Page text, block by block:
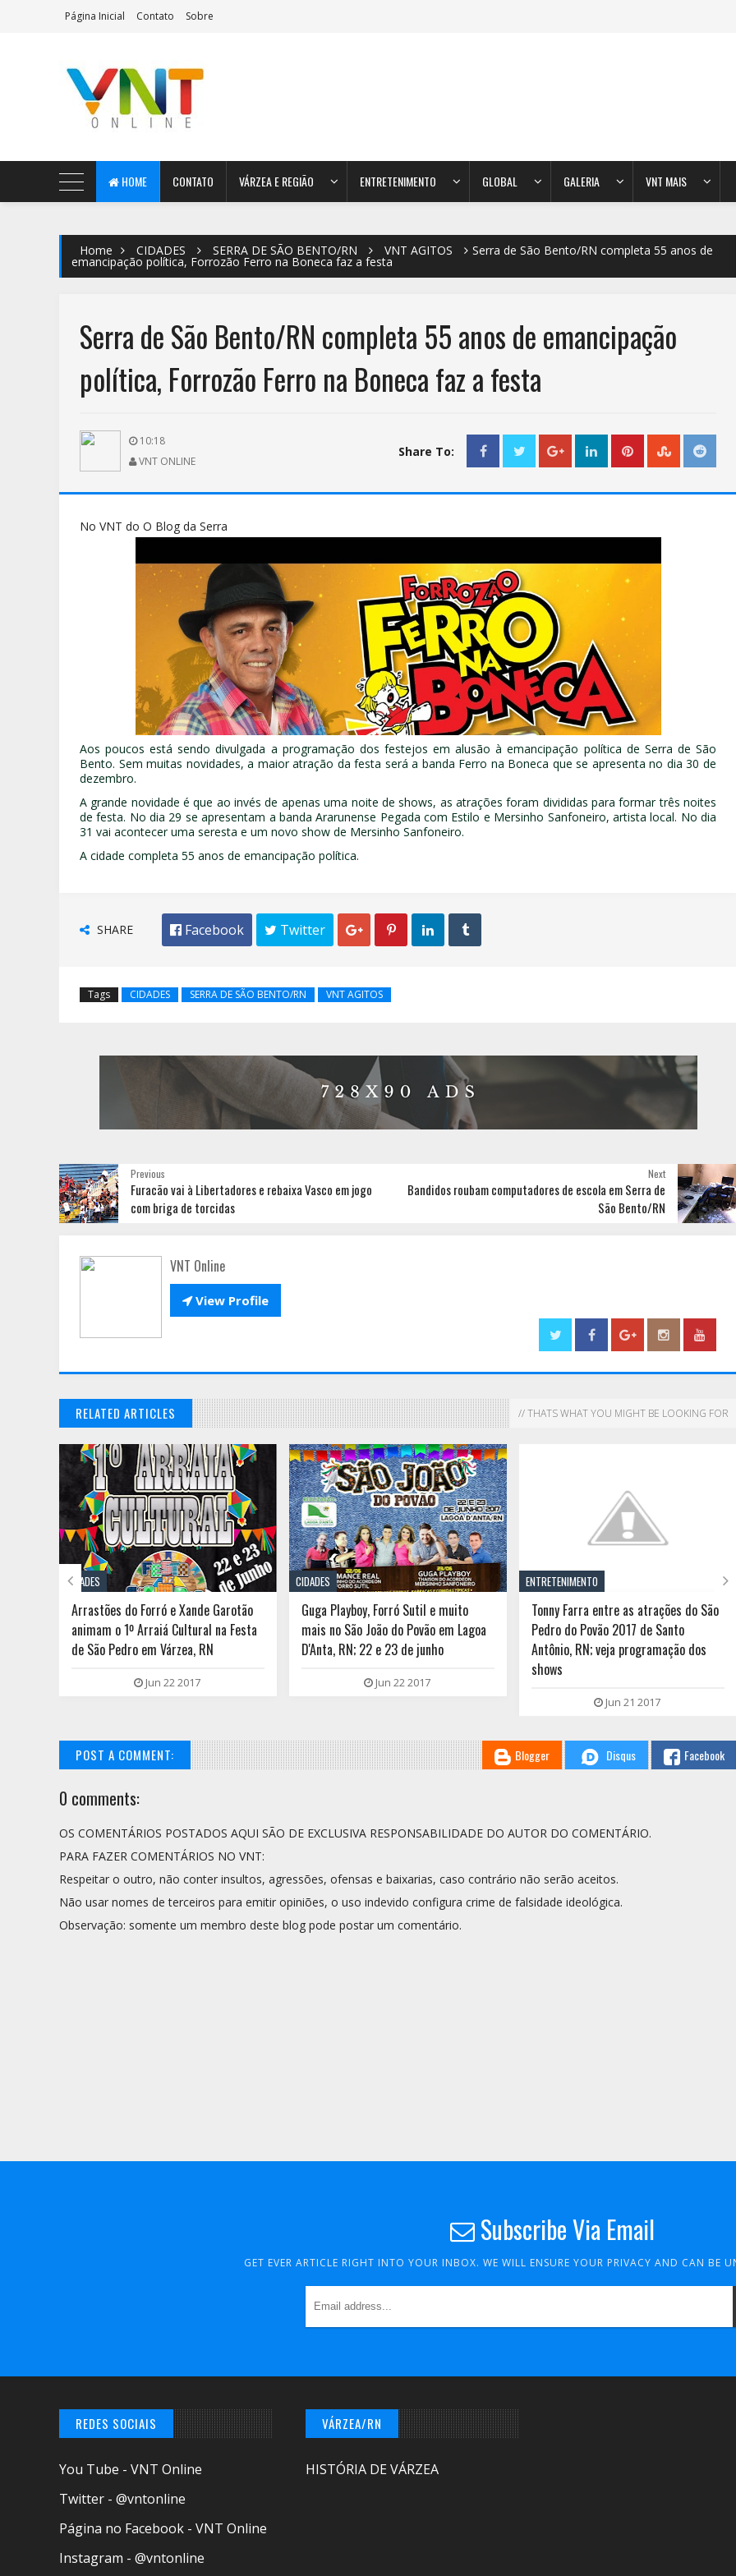
Página Inicial Contato Sobre
AeroMag Blogger Template
HOME CONTATO VÁRZEA E REGIÃO ENTRETENIMENTO GLOBAL GALERIA VNT MAIS
Home CIDADES SERRA DE SÃO BENTO/RN VNT AGITOS Serra de São Bento/RN completa 55 anos de
emancipação política, Forrozão Ferro na Boneca faz a festa
Serra de São Bento/RN completa 55 anos de emancipação
política, Forrozão Ferro na Boneca faz a festa
10:18
VNT ONLINE
Share To:
No VNT do O Blog da Serra
Aos poucos está sendo divulgada a programação dos festejos em alusão à emancipação política de Serra de São
Bento. Sem muitas novidades, a maior atração da festa será a banda Ferro na Boneca que se apresenta no dia 30 de
dezembro.
A grande novidade é que ao invés de apenas uma noite de shows, as atrações foram divididas para formar três noites
de festa. No dia 29 se apresentam a banda Ararunense Pegada com Estilo e Mersinho Sanfoneiro, artista local. No dia
31 vai acontecer uma seresta e um novo show de Mersinho Sanfoneiro.
A cidade completa 55 anos de emancipação política.
SHARE  Facebook  Twitter    
Tags CIDADES SERRA DE SÃO BENTO/RN VNT AGITOS
Next
Bandidos roubam computadores de escola em Serra de
São Bento/RN
Previous
Furacão vai à Libertadores e rebaixa Vasco em jogo
com briga de torcidas
VNT Online
View Profile
RELATED ARTICLES // THATS WHAT YOU MIGHT BE LOOKING FOR
CIDADES
Arrastões do Forró e Xande Garotão
animam o 1º Arraiá Cultural na Festa
de São Pedro em Várzea, RN
Jun 22 2017
CIDADES
Guga Playboy, Forró Sutil e muito
mais no São João do Povão em Lagoa
D'Anta, RN; 22 e 23 de junho
Jun 22 2017
ENTRETENIMENTO
Tonny Farra entre as atrações do São
Pedro do Povão 2017 de Santo
Antônio, RN; veja programação dos
shows
Jun 21 2017
 
POST A COMMENT: Blogger Disqus Facebook
0 comments:
OS COMENTÁRIOS POSTADOS AQUI SÃO DE EXCLUSIVA RESPONSABILIDADE DO AUTOR DO COMENTÁRIO.
PARA FAZER COMENTÁRIOS NO VNT:
Respeitar o outro, não conter insultos, agressões, ofensas e baixarias, caso contrário não serão aceitos.
Não usar nomes de terceiros para emitir opiniões, o uso indevido configura crime de falsidade ideológica.
Observação: somente um membro deste blog pode postar um comentário.
Subscribe Via Email
GET EVER ARTICLE RIGHT INTO YOUR INBOX. WE WILL ENSURE YOUR PRIVACY AND CAN BE
REDES SOCIAIS
You Tube - VNT Online
Twitter - @vntonline
Página no Facebook - VNT Online
Instagram - @vntonline
VÁRZEA/RN
HISTÓRIA DE VÁRZEA